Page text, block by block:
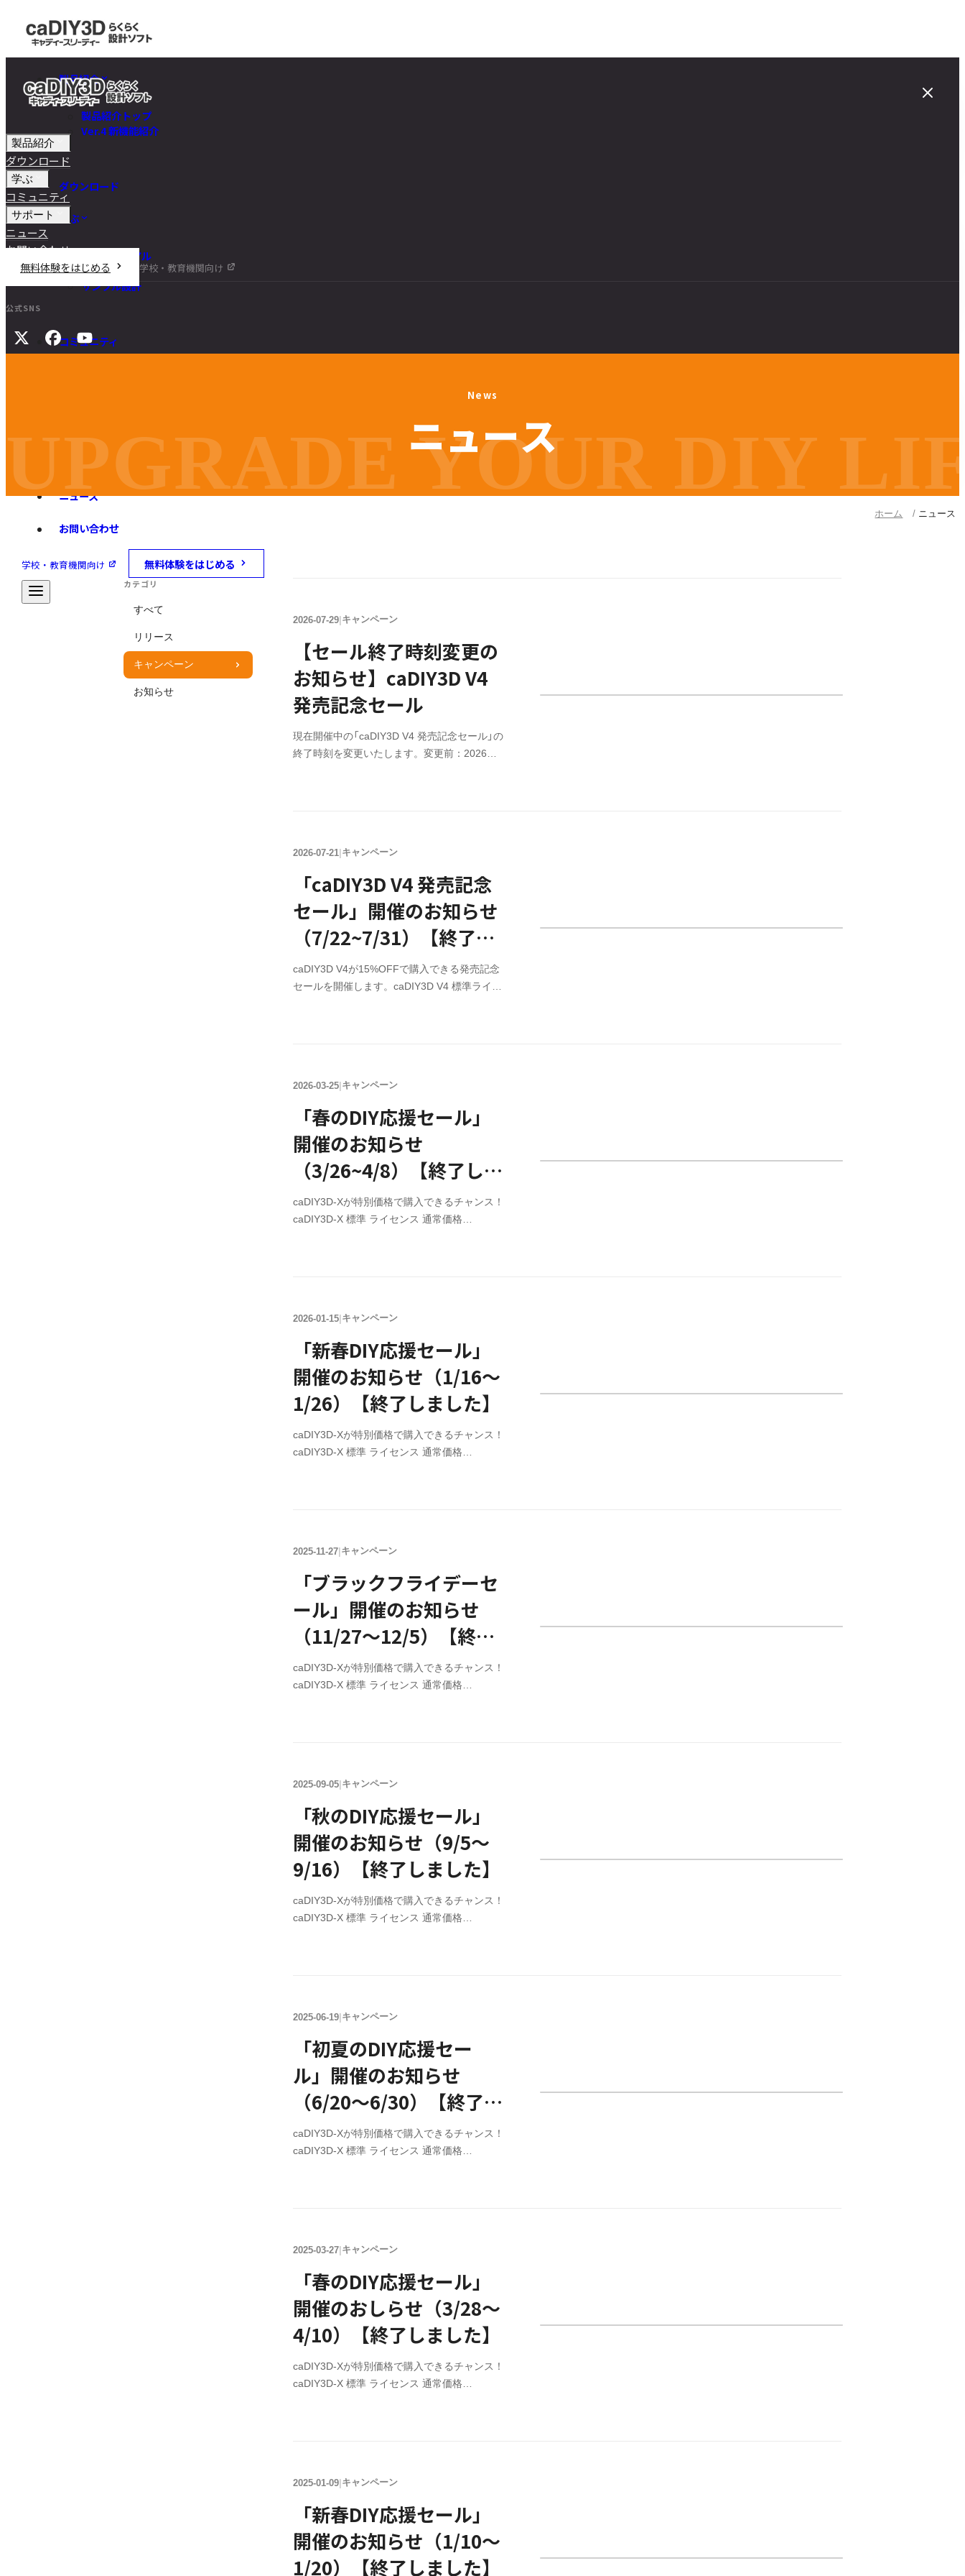
製品紹介
製品紹介トップ
Ver.4 新機能紹介
ダウンロード
学ぶ
チュートリアル
DIY講座
サンプル設計
コミュニティ
旧バージョンダウンロード
ニュース
お問い合わせ
学校・教育機関向け 無料体験をはじめる
製品紹介
ダウンロード
学ぶ
コミュニティ
サポート
ニュース
お問い合わせ
無料体験をはじめる
学校・教育機関向け
公式SNS
News
ニュース
UPGRADE YOUR DIY
ホーム ニュース
カテゴリ
すべて
リリース
キャンペーン
お知らせ
2026-07-29|キャンペーン
【セール終了時刻変更の
お知らせ】caDIY3D V4
発売記念セール
現在開催中の「caDIY3D V4 発売記念セール」の
終了時刻を変更いたします。変更前：2026年7
2026-07-21|キャンペーン
「caDIY3D V4 発売記念
セール」開催のお知らせ
（7/22~7/31）【終了し
ました】
caDIY3D V4が15%OFFで購入できる発売記念
セールを開催します。caDIY3D V4 標準ライセ
2026-03-25|キャンペーン
「春のDIY応援セール」
開催のお知らせ
（3/26~4/8）【終了しま
した】
caDIY3D-Xが特別価格で購入できるチャンス！
caDIY3D-X 標準 ライセンス 通常価格
レジットカード決済のみ ライセンス購入
caDIY3Dシリーズのライセンス購入はこちら。
全ての機能を継続してご利用される場合はライ
センスを購入頂く必要があります。※注意 購
入前に、必ずお試し版をご利用頂き、正常に動
作する
2026-01-15|キャンペーン
「新春DIY応援セール」
開催のお知らせ（1/16～
1/26）【終了しました】
caDIY3D-Xが特別価格で購入できるチャンス！
caDIY3D-X 標準 ライセンス 通常価格
レジットカード決済のみ ライセンス購入
caDIY3Dシリーズのライセンス購入はこちら。
全ての機能を継続してご利用される場合はライ
センスを購入頂く必要があります。※注意 購
入前に、必ずお試し版をご利用頂き、正常に動
作す
2025-11-27|キャンペーン
「ブラックフライデーセ
ール」開催のお知らせ
（11/27～12/5）【終了
しました】
caDIY3D-Xが特別価格で購入できるチャンス！
caDIY3D-X 標準 ライセンス 通常価格
クレジットカード決済のみ ライセンス購入
caDIY3Dシリーズのライセンス購入はこちら。
全ての機能を継続してご利用される場合はライ
センスを購入頂く必要があります。※注意 購
入前に、必ずお試し版をご利用頂き、正常に動
作
2025-09-05|キャンペーン
「秋のDIY応援セール」
開催のお知らせ（9/5～
9/16）【終了しました】
caDIY3D-Xが特別価格で購入できるチャンス！
caDIY3D-X 標準 ライセンス 通常価格
レジットカード決済のみ ライセンス購入
caDIY3Dシリーズのライセンス購入はこちら。
全ての機能を継続してご利用される場合はライ
センスを購入頂く必要があります。※注意 購
入前に、必ずお試し版をご利用頂き、正常に動
作する
2025-06-19|キャンペーン
「初夏のDIY応援セー
ル」開催のお知らせ
（6/20～6/30）【終了し
ました】
caDIY3D-Xが特別価格で購入できるチャンス！
caDIY3D-X 標準 ライセンス 通常価格
レジットカード決済のみ ライセンス購入
caDIY3Dシリーズのライセンス購入はこちら。
全ての機能を継続してご利用される場合はライ
センスを購入頂く必要があります。※注意 購
入前に、必ずお試し版をご利用頂き、正常に動
作す
2025-03-27|キャンペーン
「春のDIY応援セール」
開催のおしらせ（3/28～
4/10）【終了しました】
caDIY3D-Xが特別価格で購入できるチャンス！
caDIY3D-X 標準 ライセンス 通常価格
レジットカード決済のみ ライセンス購入
caDIY3Dシリーズのライセンス購入はこちら。
全ての機能を継続してご利用される場合はライ
センスを購入頂く必要があります。※注意 購
入前に、必ずお試し版をご利用頂き、正常に動
作す
2025-01-09|キャンペーン
「新春DIY応援セール」
開催のお知らせ（1/10～
1/20）【終了しました】